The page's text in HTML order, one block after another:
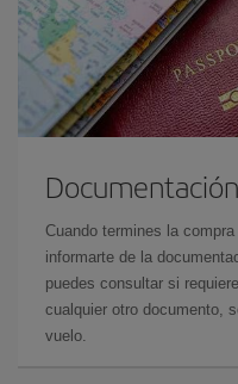
Cuando termines la
informarte de la
puedes consultar si
cualquier otro documento,
vuelo.